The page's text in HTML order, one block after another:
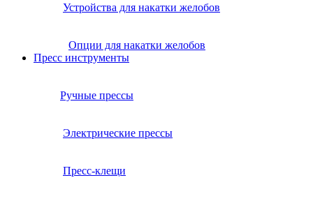
Устройства для накатки желобов
Опции для накатки желобов
Пресс инструменты
Ручные прессы
Электрические прессы
Пресс-клещи